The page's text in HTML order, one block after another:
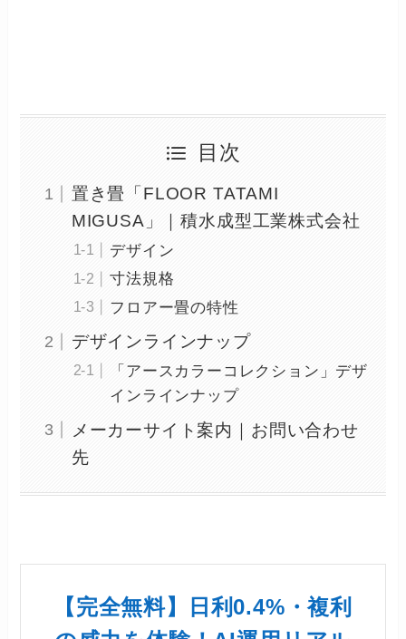
目次
置き畳「FLOOR TATAMI
MIGUSA」｜積水成型工業株式会社
デザイン
寸法規格
フロアー畳の特性
デザインラインナップ
「アースカラーコレクション」デザ
インラインナップ
メーカーサイト案内｜お問い合わせ
先
【完全無料】日利0.4%・複利